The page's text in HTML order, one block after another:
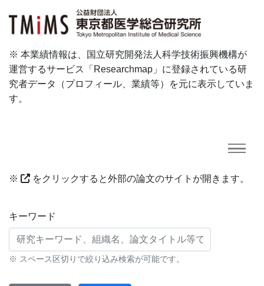
※ 本業績情報は、国立研究開発法人科学技術振興機構が
運営するサービス「Researchmap」に登録されている研
究者データ（プロフィール、業績等）を元に表示していま
す。
※ をクリックすると外部の論文のサイトが開きます。
研究業績に対する検索条件
キーワード
※ スペース区切りで絞り込み検索が可能です。